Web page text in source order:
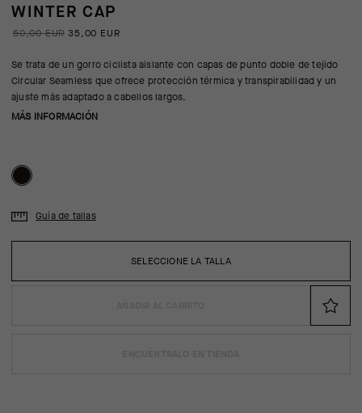
WINTER CAP
50,00 EUR 35,00 EUR
Se trata de un gorro ciclista aislante con capas de punto doble de tejido
Circular Seamless que ofrece protección térmica y transpirabilidad y un
ajuste más adaptado a cabellos largos.
MÁS INFORMACIÓN
SELECCIONE LA TALLA
Guía de tallas